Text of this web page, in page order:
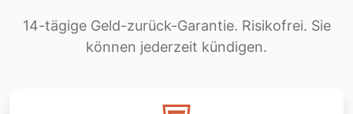
14-tägige Geld-zurück-Garantie. Risikofrei. Sie
können jederzeit kündigen.